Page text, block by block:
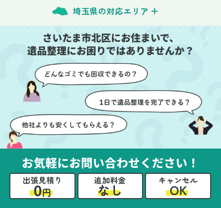
んが手際よく片付けてく
れたので、部屋が驚くほ
どスッキリしました。自
分では手が回らなかった
場所も含め、プロの力を
実感しました。
特に、物が散乱していた
部屋の整理や、細かなア
イテムの仕分けを迅速か
つ丁寧に対応していただ
けたのがありがたかった
です。家族それぞれが必
要なものを確認しながら
進めることができ、安心
できました。さらに、作
業終了後には部屋全体を
清掃していただき、まる
で新しい家のような清潔
よく対応していただき驚
きました。
当日は2名のスタッフが来
てくださり、作業の流れ
や注意点をしっかり説明
していただけたので、こ
ちらも安心感を持って作
業を見守ることができま
した。運び出しの際も、
壁や床を傷つけないよう
に細心の注意を払ってい
ただき、家全体がスムー
ズに片付いていくのがと
業が終わった後には、こ
ちらからお願いしなくて
も部屋を簡単に清掃して
いただけたのも好印象で
した。
埼玉県の対応エリア
さいたま市北区にお住まいで、
遺品整理にお困りではありませんか？
お気軽にお問い合わせください！
出張見積り
0円
追加料金
なし
キャンセル
OK